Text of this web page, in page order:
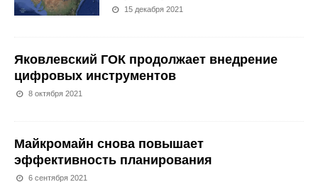
15 декабря 2021
Яковлевский ГОК продолжает внедрение
цифровых инструментов
8 октября 2021
Майкромайн снова повышает
эффективность планирования
6 сентября 2021